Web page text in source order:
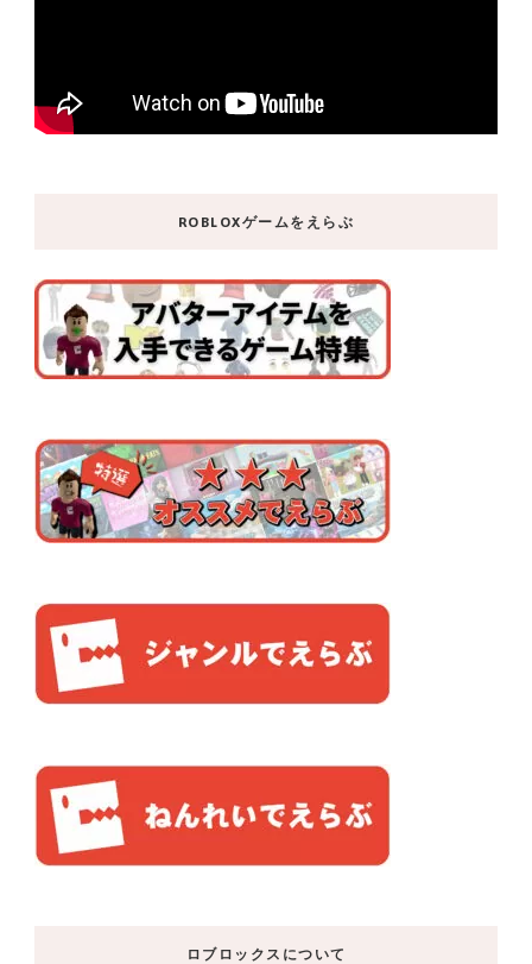
ROBLOXゲームをえらぶ
ロブロックスについて